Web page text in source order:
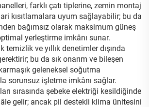
farklı çatı tiplerine, zemin montaj
kısıtlamalara uyum sağlayabilir; bu da
bağımsız olarak maksimum güneş
optimal yerleştirme imkânı sunar.
temizlik ve yıllık denetimler dışında
bu da sık onarım ve bileşen
geleneksel soğutma
sorunsuz işletme imkânı sağlar.
sırasında şebeke elektriği kesildiğinde
gelir; ancak pil destekli klima ünitesini